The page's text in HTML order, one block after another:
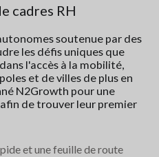
cadres RH
soutenue par des
les défis uniques que
l'accès à la mobilité,
et de villes de plus en
N2Growth pour une
de trouver leur premier
et une feuille de route